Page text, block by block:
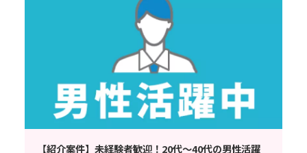
【紹介案件】未経験者歓迎！20代～40代の男性活躍